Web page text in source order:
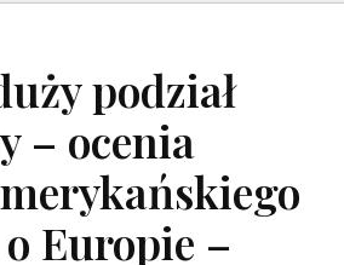
podział
– ocenia
Europie –